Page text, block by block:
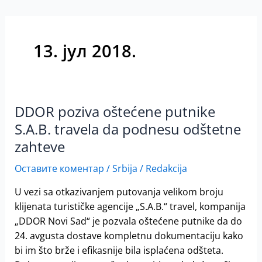
13. јул 2018.
DDOR poziva oštećene putnike
S.A.B. travela da podnesu odštetne
zahteve
Оставите коментар /Srbija / Redakcija
U vezi sa otkazivanjem putovanja velikom broju
klijenata turističke agencije „S.A.B.“ travel, kompanija
„DDOR Novi Sad“ je pozvala oštećene putnike da do
24. avgusta dostave kompletnu dokumentaciju kako
bi im što brže i efikasnije bila isplaćena odšteta.
DDOR
poziva
oštećene
putnike
S.A.B.
da
podnesu
odštetne
zahteve